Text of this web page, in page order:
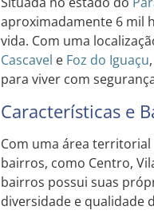
aproximadamente 6 mil
vida. Com uma
Cascavel e Foz do Iguaçu
para viver com
Características e
Com uma área territorial
bairros, como Centro,
bairros possui suas
diversidade e qualidade